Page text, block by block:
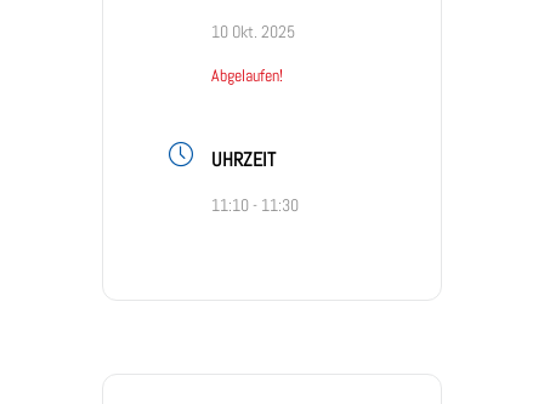
10 Okt. 2025
Abgelaufen!
UHRZEIT
11:10 - 11:30